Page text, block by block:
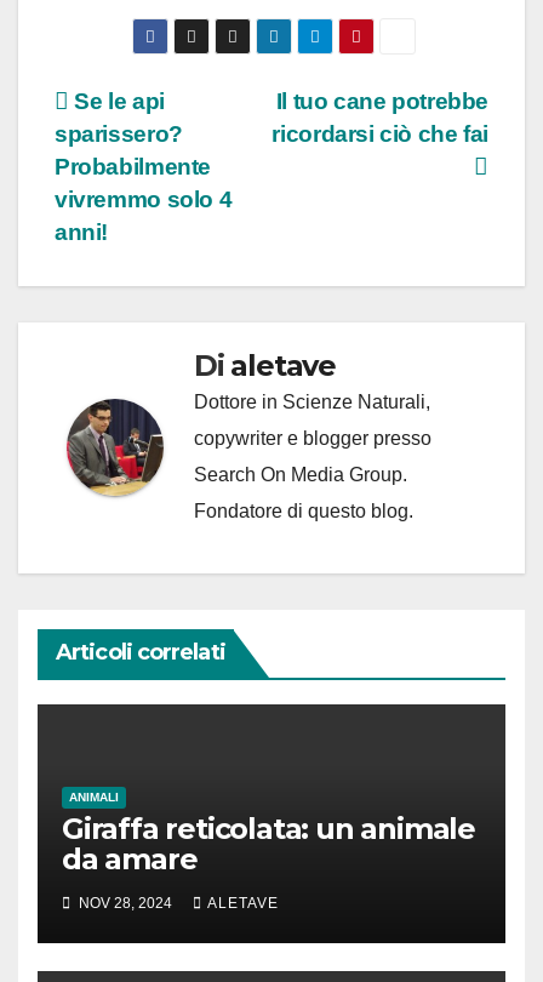
Navigazione
articoli
Il tuo cane potrebbe
ricordarsi ciò che fai
Se le api
sparissero?
Probabilmente
vivremmo solo 4
anni!
Di aletave
Dottore in Scienze Naturali,
copywriter e blogger presso
Search On Media Group.
Fondatore di questo blog.
Articoli correlati
ANIMALI
Giraffa reticolata: un animale
da amare
NOV 28, 2024 ALETAVE